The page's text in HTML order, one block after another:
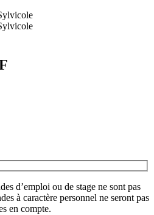
d’emploi ou de stage ne sont pas
à caractère personnel ne seront pas
en compte.